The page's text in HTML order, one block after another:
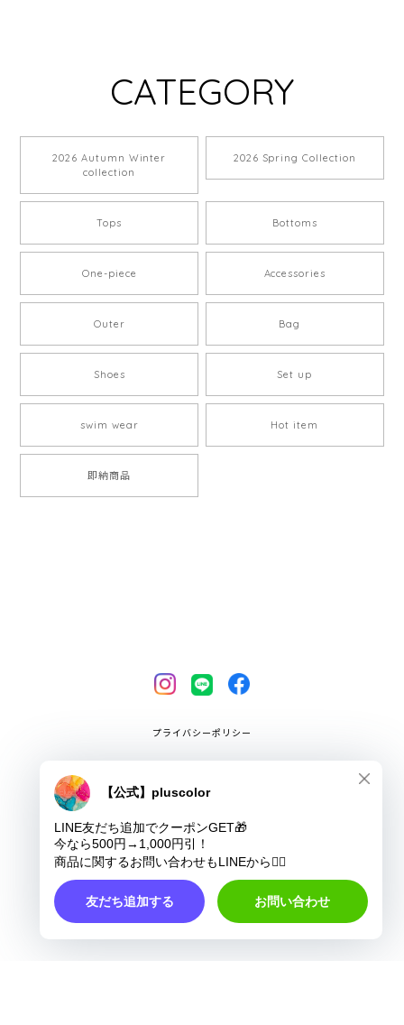
CATEGORY
2026 Autumn Winter
collection
2026 Spring Collection
Tops Bottoms
One-piece Accessories
Outer Bag
Shoes Set up
swim wear Hot item
即納商品
プライバシーポリシー